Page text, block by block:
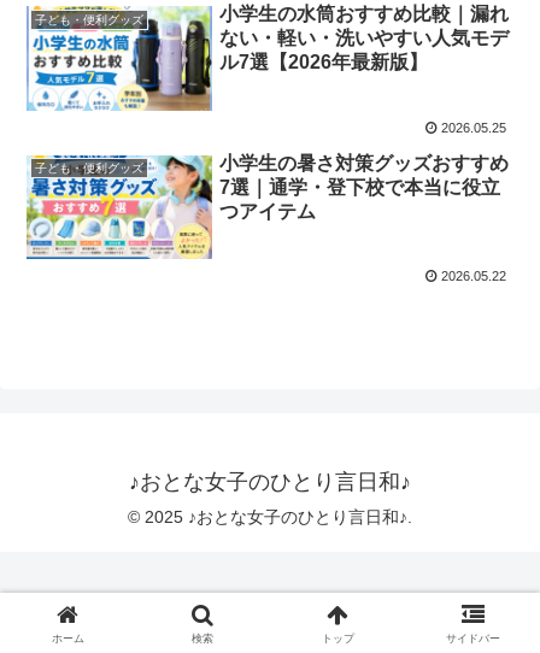
子ども・便利グッズ
小学生の水筒おすすめ比較｜漏れ
ない・軽い・洗いやすい人気モデ
ル7選【2026年最新版】
2026.05.25
子ども・便利グッズ
小学生の暑さ対策グッズおすすめ
7選｜通学・登下校で本当に役立
つアイテム
2026.05.22
♪おとな女子のひとり言日和♪
© 2025 ♪おとな女子のひとり言日和♪.
ホーム 検索 トップ サイドバー